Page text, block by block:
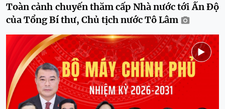
Toàn cảnh chuyến thăm cấp Nhà nước tới Ấn Độ
của Tổng Bí thư, Chủ tịch nước Tô Lâm